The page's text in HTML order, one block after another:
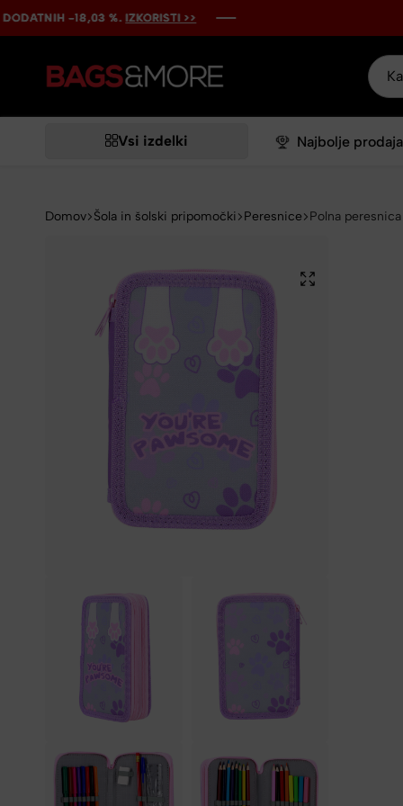
-18,03 %.IZKORISTI >>
-18,03 %.IZKORISTI >>
-18,03 %.IZKORISTI >>
-18,03 %.IZKORISTI >>
-18,03 %.IZKORISTI >>
Vsi izdelki Najbolje
Domov Šola in šolski pripomočki Peresnice Polna